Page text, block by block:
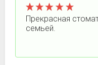
Прекрасная
семьей.